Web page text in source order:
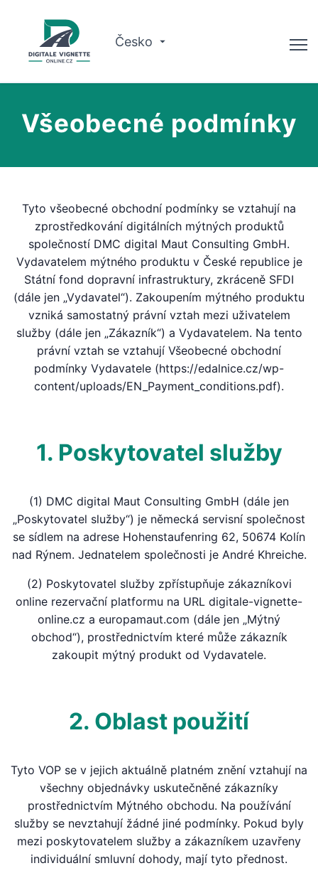
Česko
Kontrola platnosti
Čeština
Koupit vinětu
Všeobecné podmínky
Tyto všeobecné obchodní podmínky se vztahují na
zprostředkování digitálních mýtných produktů
společností DMC digital Maut Consulting GmbH.
Vydavatelem mýtného produktu v České republice je
Státní fond dopravní infrastruktury, zkráceně SFDI
(dále jen „Vydavatel“). Zakoupením mýtného produktu
vzniká samostatný právní vztah mezi uživatelem
služby (dále jen „Zákazník“) a Vydavatelem. Na tento
právní vztah se vztahují Všeobecné obchodní
podmínky Vydavatele (https://edalnice.cz/wp-
content/uploads/EN_Payment_conditions.pdf).
1. Poskytovatel služby
(1) DMC digital Maut Consulting GmbH (dále jen
„Poskytovatel služby“) je německá servisní společnost
se sídlem na adrese Hohenstaufenring 62, 50674 Kolín
nad Rýnem. Jednatelem společnosti je André Khreiche.
(2) Poskytovatel služby zpřístupňuje zákazníkovi
online rezervační platformu na URL digitale-vignette-
online.cz a europamaut.com (dále jen „Mýtný
obchod“), prostřednictvím které může zákazník
zakoupit mýtný produkt od Vydavatele.
2. Oblast použití
Tyto VOP se v jejich aktuálně platném znění vztahují na
všechny objednávky uskutečněné zákazníky
prostřednictvím Mýtného obchodu. Na používání
služby se nevztahují žádné jiné podmínky. Pokud byly
mezi poskytovatelem služby a zákazníkem uzavřeny
individuální smluvní dohody, mají tyto přednost.